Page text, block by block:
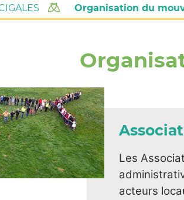
Organisation du
Les
acteurs